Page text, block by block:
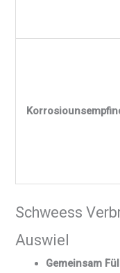
Schweess
Auswiel
Gemeinsam